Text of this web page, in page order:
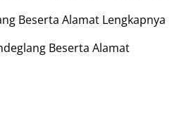
Beserta Alamat Lengkapnya
Beserta Alamat